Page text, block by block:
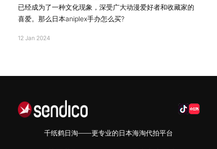
已经成为了一种文化现象，深受广大动漫爱好者和收藏家的
喜爱。那么日本aniplex手办怎么买?
12 Jan 2024
千纸鹤日淘——更专业的日本海淘代拍平台